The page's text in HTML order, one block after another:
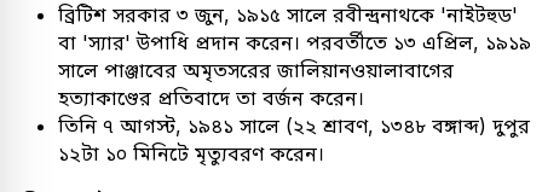
ব্রিটিশ সরকার ৩ জুন, ১৯১৫ সালে রবীন্দ্রনাথকে 'নাইটহুড'
বা 'স্যার' উপাধি প্রদান করেন। পরবর্তীতে ১৩ এপ্রিল, ১৯১৯
সালে পাঞ্জাবের অমৃতসরের জালিয়ানওয়ালাবাগের
হত্যাকাণ্ডের প্রতিবাদে তা বর্জন করেন।
তিনি ৭ আগস্ট, ১৯৪১ সালে (২২ শ্রাবণ, ১৩৪৮ বঙ্গাব্দ) দুপুর
১২টা ১০ মিনিটে মৃত্যুবরণ করেন।